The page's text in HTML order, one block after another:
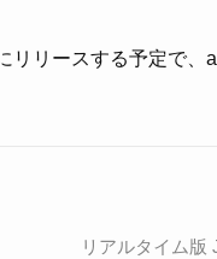
リリースする予定で、
リアルタイム版